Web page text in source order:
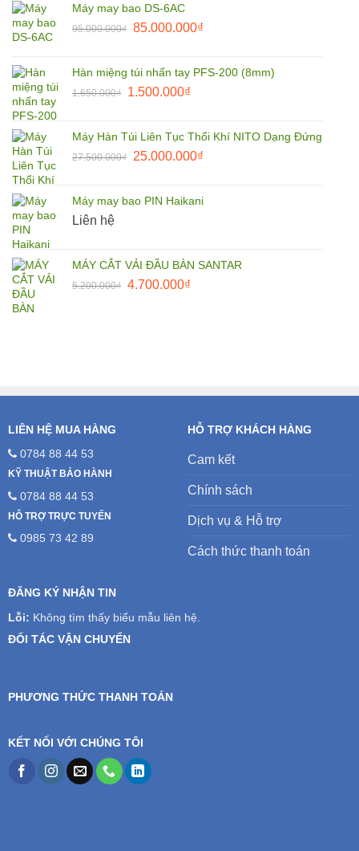
110.000.000₫.
Máy may bao DS-6AC
95.000.000₫ Giá
95.000.000₫.
85.000.000₫Giá
là:
Hàn miệng túi nhấn tay PFS-200 (8mm)
1.650.000₫
Giá
1.650.000₫.
1.500.000₫Giá
là:
1.500.000₫.
Máy Hàn Túi Liên Tục Thổi Khí NITO Dạng Đứng
27.500.000₫
Giá
27.500.000₫.
25.000.000₫Giá
là:
Máy may bao PIN Haikani
Liên hệ
MÁY CẮT VẢI ĐẦU BÀN SANTAR
5.200.000₫ Giá
4.700.000₫Giá
LIÊN HỆ MUA HÀNG
0784 88 44 53
KỸ THUẬT BẢO HÀNH
0784 88 44 53
HỖ TRỢ TRỰC TUYẾN
0985 73 42 89
HỖ TRỢ KHÁCH HÀNG
Cam kết
Chính sách
Dịch vụ & Hỗ trợ
Cách thức thanh toán
ĐĂNG KÝ NHẬN TIN
Lỗi: Không tìm thấy biểu mẫu liên hệ.
ĐỐI TÁC VẬN CHUYỂN
PHƯƠNG THỨC THANH TOÁN
KẾT NỐI VỚI CHÚNG TÔI